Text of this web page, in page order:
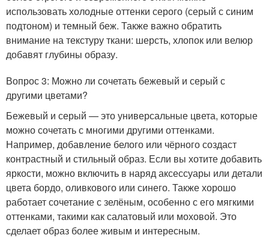
использовать холодные оттенки серого (серый с синим
подтоном) и темный беж. Также важно обратить
внимание на текстуру ткани: шерсть, хлопок или велюр
добавят глубины образу.
Вопрос 3: Можно ли сочетать бежевый и серый с
другими цветами?
Бежевый и серый — это универсальные цвета, которые
можно сочетать с многими другими оттенками.
Например, добавление белого или чёрного создаст
контрастный и стильный образ. Если вы хотите добавить
яркости, можно включить в наряд аксессуары или детали
цвета бордо, оливкового или синего. Также хорошо
работает сочетание с зелёным, особенно с его мягкими
оттенками, такими как салатовый или моховой. Это
сделает образ более живым и интересным.